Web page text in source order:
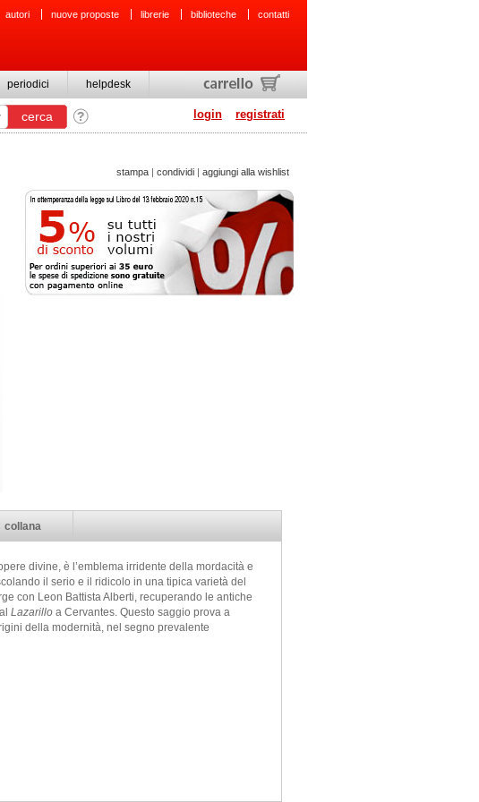
autori nuove proposte librerie biblioteche contatti
periodici helpdesk
login registrati
stampa | condividi | aggiungi alla wishlist
collana
divine, è l’emblema irridente della mordacità e
il serio e il ridicolo in una tipica varietà del
con Leon Battista Alberti, recuperando le antiche
Lazarillo a Cervantes. Questo saggio prova a
della modernità, nel segno prevalente